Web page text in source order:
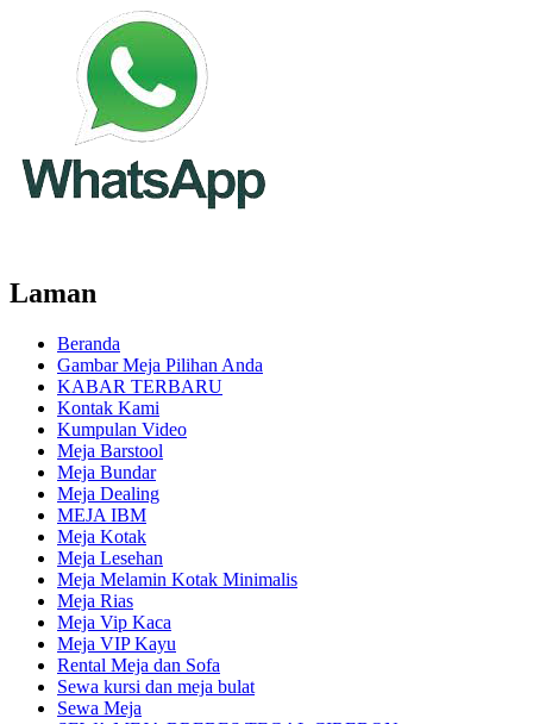
Laman
Beranda
Gambar Meja Pilihan Anda
KABAR TERBARU
Kontak Kami
Kumpulan Video
Meja Barstool
Meja Bundar
Meja Dealing
MEJA IBM
Meja Kotak
Meja Lesehan
Meja Melamin Kotak Minimalis
Meja Rias
Meja Vip Kaca
Meja VIP Kayu
Rental Meja dan Sofa
Sewa kursi dan meja bulat
Sewa Meja